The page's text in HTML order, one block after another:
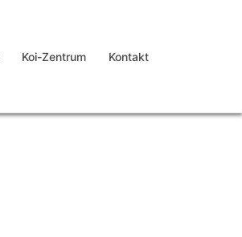
Koi-Zentrum Kontakt